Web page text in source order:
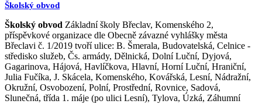
Školský obvod
Školský obvod Základní školy Břeclav, Komenského 2,
příspěvkové organizace dle Obecně závazné vyhlášky města
Břeclavi č. 1/2019 tvoří ulice: B. Šmerala, Budovatelská, Celnice -
středisko služeb, Čs. armády, Dělnická, Dolní Luční, Dyjová,
Gagarinova, Hájová, Havlíčkova, Hlavní, Horní Luční, Hraniční,
Julia Fučíka, J. Skácela, Komenského, Kovářská, Lesní, Nádražní,
Okružní, Osvobození, Polní, Prostřední, Rovnice, Sadová,
Slunečná, třída 1. máje (po ulici Lesní), Tylova, Úzká, Záhumní